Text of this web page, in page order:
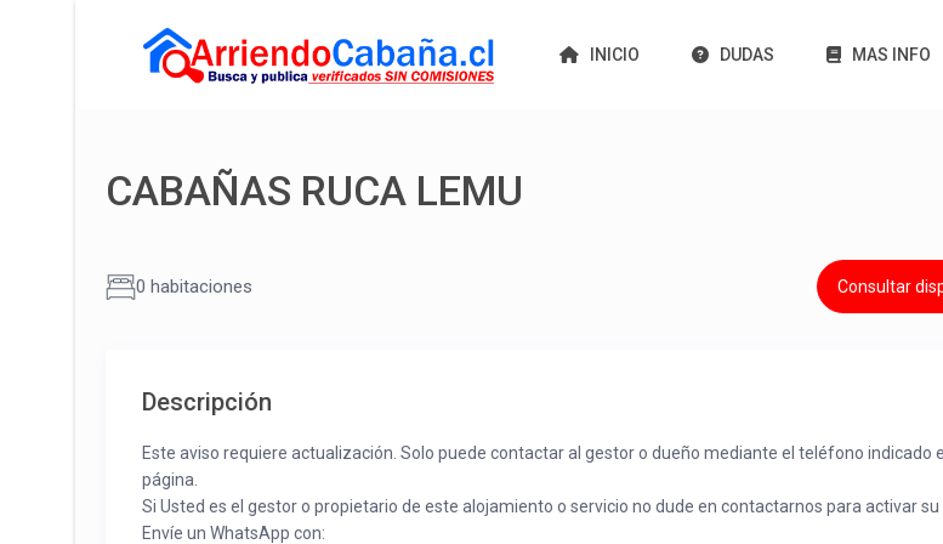
INICIO DUDAS MAS INFO
CABAÑAS RUCA LEMU
0 habitaciones Consultar
Descripción
Este aviso requiere actualización. Solo puede contactar al gestor o dueño mediante el teléfono indicado
página.
Si Usted es el gestor o propietario de este alojamiento o servicio no dude en contactarnos para activar su
Envíe un WhatsApp con: